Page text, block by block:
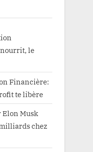
le
Financière:
te libère
Elon Musk
chez